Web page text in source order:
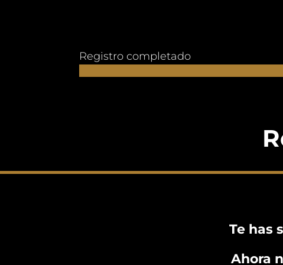
Registro completado
Te has
Ahora